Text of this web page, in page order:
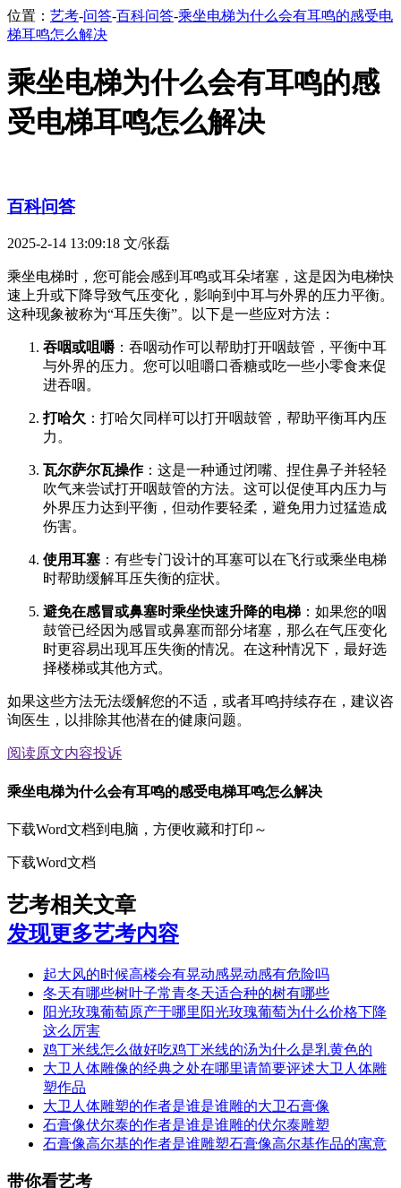
位置： 艺考-问答-百科问答-乘坐电梯为什么会有耳鸣的感受电
梯耳鸣怎么解决
乘坐电梯为什么会有耳鸣的感
受电梯耳鸣怎么解决
百科问答
2025-2-14 13:09:18 文/张磊
乘坐电梯时，您可能会感到耳鸣或耳朵堵塞，这是因为电梯快
速上升或下降导致气压变化，影响到中耳与外界的压力平衡。
这种现象被称为“耳压失衡”。以下是一些应对方法：
吞咽或咀嚼 ：吞咽动作可以帮助打开咽鼓管，平衡中耳
与外界的压力。您可以咀嚼口香糖或吃一些小零食来促
进吞咽。
打哈欠 ：打哈欠同样可以打开咽鼓管，帮助平衡耳内压
力。
瓦尔萨尔瓦操作：这是一种通过闭嘴、捏住鼻子并轻轻
吹气来尝试打开咽鼓管的方法。这可以促使耳内压力与
外界压力达到平衡，但动作要轻柔，避免用力过猛造成
伤害。
使用耳塞 ：有些专门设计的耳塞可以在飞行或乘坐电梯
时帮助缓解耳压失衡的症状。
避免在感冒或鼻塞时乘坐快速升降的电梯 ：如果您的咽
鼓管已经因为感冒或鼻塞而部分堵塞，那么在气压变化
时更容易出现耳压失衡的情况。在这种情况下，最好选
择楼梯或其他方式。
如果这些方法无法缓解您的不适，或者耳鸣持续存在，建议咨
询医生，以排除其他潜在的健康问题。
阅读原文内容投诉
乘坐电梯为什么会有耳鸣的感受电梯耳鸣怎么解决
下载Word文档到电脑，方便收藏和打印～
下载Word文档
艺考相关文章
发现更多艺考内容
起大风的时候高楼会有晃动感晃动感有危险吗
冬天有哪些树叶子常青冬天适合种的树有哪些
阳光玫瑰葡萄原产于哪里阳光玫瑰葡萄为什么价格下降
这么厉害
鸡丁米线怎么做好吃鸡丁米线的汤为什么是乳黄色的
大卫人体雕像的经典之处在哪里请简要评述大卫人体雕
塑作品
大卫人体雕塑的作者是谁是谁雕的大卫石膏像
石膏像伏尔泰的作者是谁是谁雕的伏尔泰雕塑
石膏像高尔基的作者是谁雕塑石膏像高尔基作品的寓意
带你看艺考